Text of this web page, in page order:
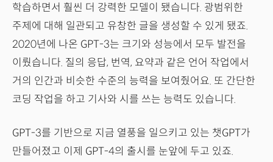
학습하면서 훨씬 더 강력한 모델이 됐습니다. 광범위한
주제에 대해 일관되고 유창한 글을 생성할 수 있게 됐죠.
2020년에 나온 GPT-3는 크기와 성능에서 모두 발전을
이뤘습니다. 질의 응답, 번역, 요약과 같은 언어 작업에서
거의 인간과 비슷한 수준의 능력을 보여줬어요. 또 간단한
코딩 작업을 하고 기사와 시를 쓰는 능력도 있습니다.
GPT-3를 기반으로 지금 열풍을 일으키고 있는 챗GPT가
만들어졌고 이제 GPT-4의 출시를 눈앞에 두고 있죠.